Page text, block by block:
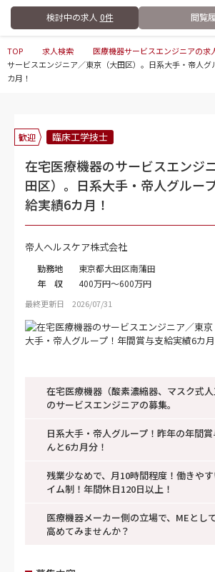
検討中の求人 0件 閲覧
TOP 求人検索 医療機器サービスエンジニアの求
サービスエンジニア／東京（大田区）。日系大手・帝人グ
カ月！
歓迎 臨床工学技士
在宅医療機器のサービスエンジ
田区）。日系大手・帝人グルー
給実績6カ月！
帝人ヘルスケア株式会社
勤務地
東京都大田区南蒲田
年 収
400万円～600万円
最終更新日 2026/07/31
在宅医療機器（酸素濃縮器、マスク式人
のサービスエンジニアの募集。
日系大手・帝人グループ！昨年の年間
んと6カ月分！
残業少なめで、月10時間程度！働きや
イム制！年間休日120日以上！
医療機器メーカー側の立場で、MEとし
高めてみませんか？